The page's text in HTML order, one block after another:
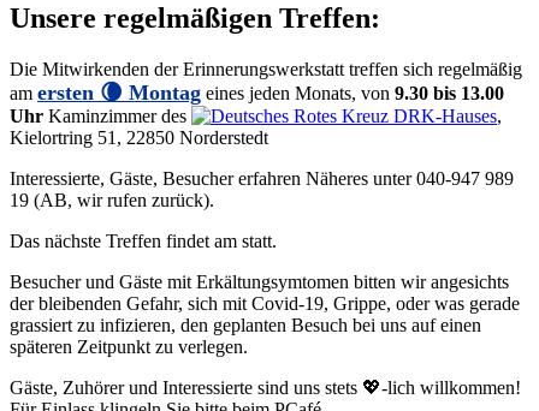
Unsere regelmäßigen Treffen:
Die Mitwirkenden der Erinnerungswerkstatt treffen sich regelmäßig
am ersten 🌘 Montag eines jeden Monats, von 9.30 bis 13.00
Uhr Kaminzimmer des DRK-Hauses,
Kielortring 51, 22850 Norderstedt
Interessierte, Gäste, Besucher erfahren Näheres unter 040-947 989
19 (AB, wir rufen zurück).
Das nächste Treffen findet am statt.
Besucher und Gäste mit Erkältungsymtomen bitten wir angesichts
der bleibenden Gefahr, sich mit Covid-19, Grippe, oder was gerade
grassiert zu infizieren, den geplanten Besuch bei uns auf einen
späteren Zeitpunkt zu verlegen.
Gäste, Zuhörer und Interessierte sind uns stets 💖-lich willkommen!